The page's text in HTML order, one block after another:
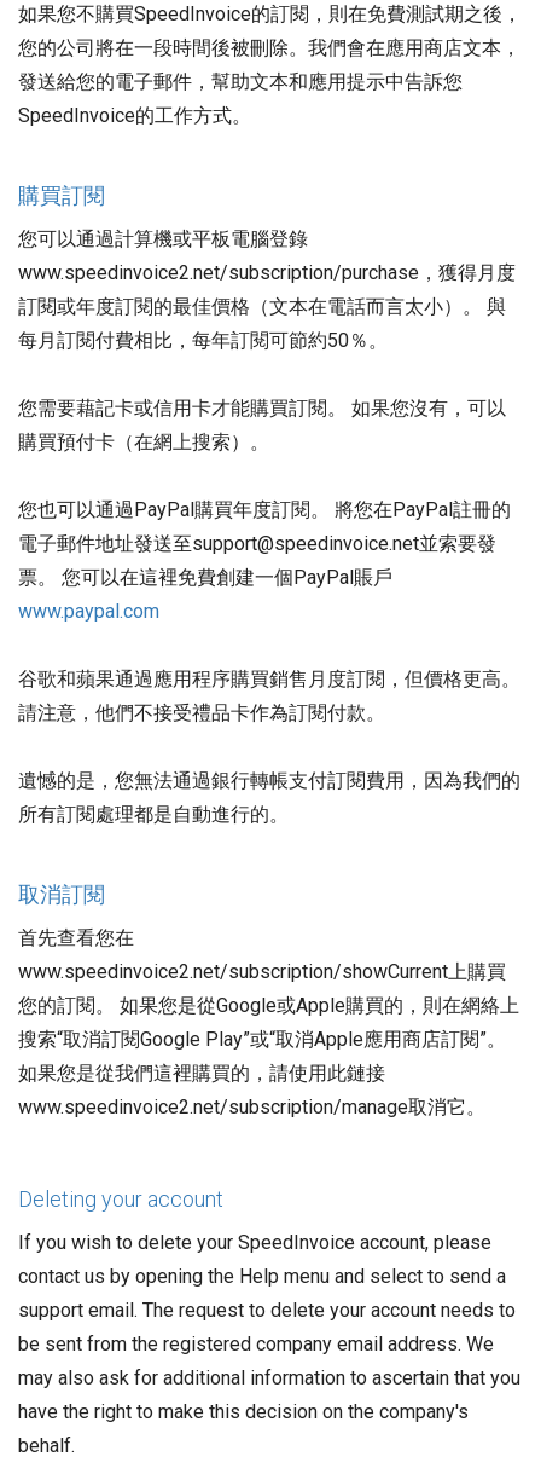
如果您不購買SpeedInvoice的訂閱，則在免費測試期之後，
您的公司將在一段時間後被刪除。我們會在應用商店文本，
發送給您的電子郵件，幫助文本和應用提示中告訴您
SpeedInvoice的工作方式。
購買訂閱
您可以通過計算機或平板電腦登錄
www.speedinvoice2.net/subscription/purchase，獲得月度
訂閱或年度訂閱的最佳價格（文本在電話而言太小）。 與
每月訂閱付費相比，每年訂閱可節約50％。
您需要藉記卡或信用卡才能購買訂閱。 如果您沒有，可以
購買預付卡（在網上搜索）。
您也可以通過PayPal購買年度訂閱。 將您在PayPal註冊的
電子郵件地址發送至support@speedinvoice.net並索要發
票。 您可以在這裡免費創建一個PayPal賬戶
www.paypal.com
谷歌和蘋果通過應用程序購買銷售月度訂閱，但價格更高。
請注意，他們不接受禮品卡作為訂閱付款。
遺憾的是，您無法通過銀行轉帳支付訂閱費用，因為我們的
所有訂閱處理都是自動進行的。
取消訂閱
首先查看您在
www.speedinvoice2.net/subscription/showCurrent上購買
您的訂閱。 如果您是從Google或Apple購買的，則在網絡上
搜索“取消訂閱Google Play”或“取消Apple應用商店訂閱”。
如果您是從我們這裡購買的，請使用此鏈接
www.speedinvoice2.net/subscription/manage取消它。
Deleting your account
If you wish to delete your SpeedInvoice account, please
contact us by opening the Help menu and select to send a
support email. The request to delete your account needs to
be sent from the registered company email address. We
may also ask for additional information to ascertain that you
have the right to make this decision on the company's
behalf.